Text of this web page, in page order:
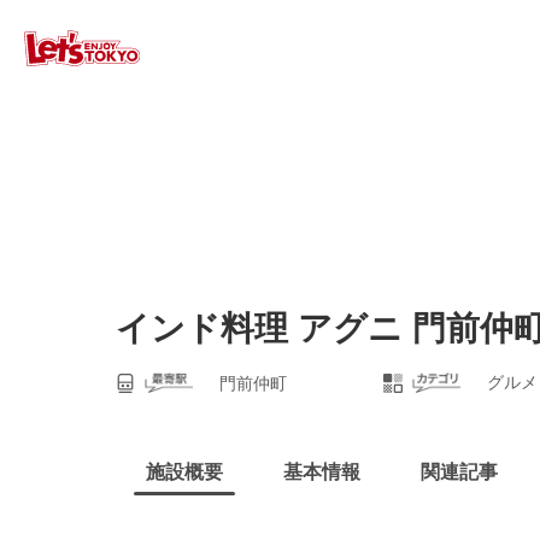
インド料理 アグニ 門前仲
門前仲町 グルメ
施設概要 基本情報 関連記事